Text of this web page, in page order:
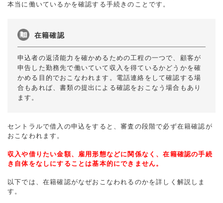
本当に働いているかを確認する手続きのことです。
在籍確認
申込者の返済能力を確かめるための工程の一つで、顧客が
申告した勤務先で働いていて収入を得ているかどうかを確
かめる目的でおこなわれます。電話連絡をして確認する場
合もあれば、書類の提出による確認をおこなう場合もあり
ます。
セントラルで借入の申込をすると、審査の段階で必ず在籍確認が
おこなわれます。
収入や借りたい金額、雇用形態などに関係なく、在籍確認の手続
き自体をなしにすることは基本的にできません。
以下では、在籍確認がなぜおこなわれるのかを詳しく解説しま
す。